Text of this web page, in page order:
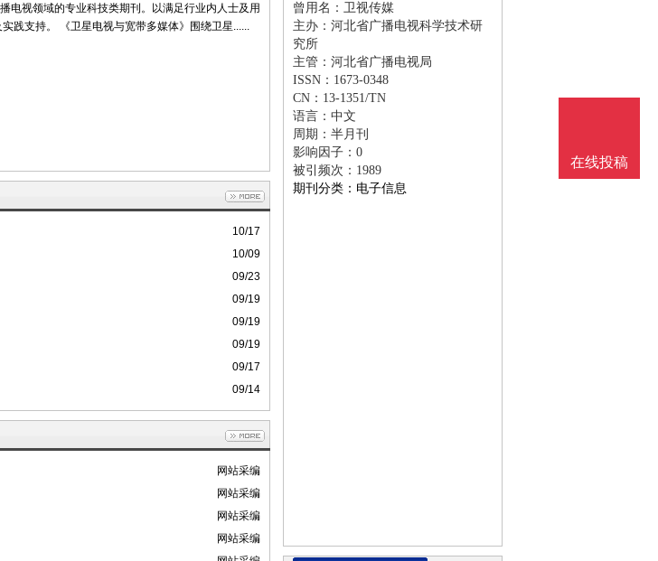
电视领域的专业科技类期刊。以满足行业内人士及用
践支持。 《卫星电视与宽带多媒体》围绕卫星......
10/17
10/09
09/23
09/19
09/19
09/19
09/17
09/14
网站采编
网站采编
网站采编
网站采编
曾用名：卫视传媒
主办：河北省广播电视科学技术研
究所
主管：河北省广播电视局
ISSN：1673-0348
CN：13-1351/TN
语言：中文
周期：半月刊
影响因子：0
被引频次：1989
期刊分类：电子信息
在线投稿